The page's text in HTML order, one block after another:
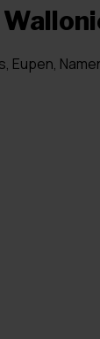
Eupen,